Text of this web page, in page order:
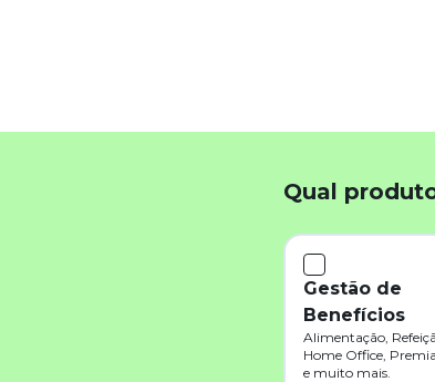
Qual
Gestão de
Benefícios
Alimentação,
Home Office,
e muito mais.